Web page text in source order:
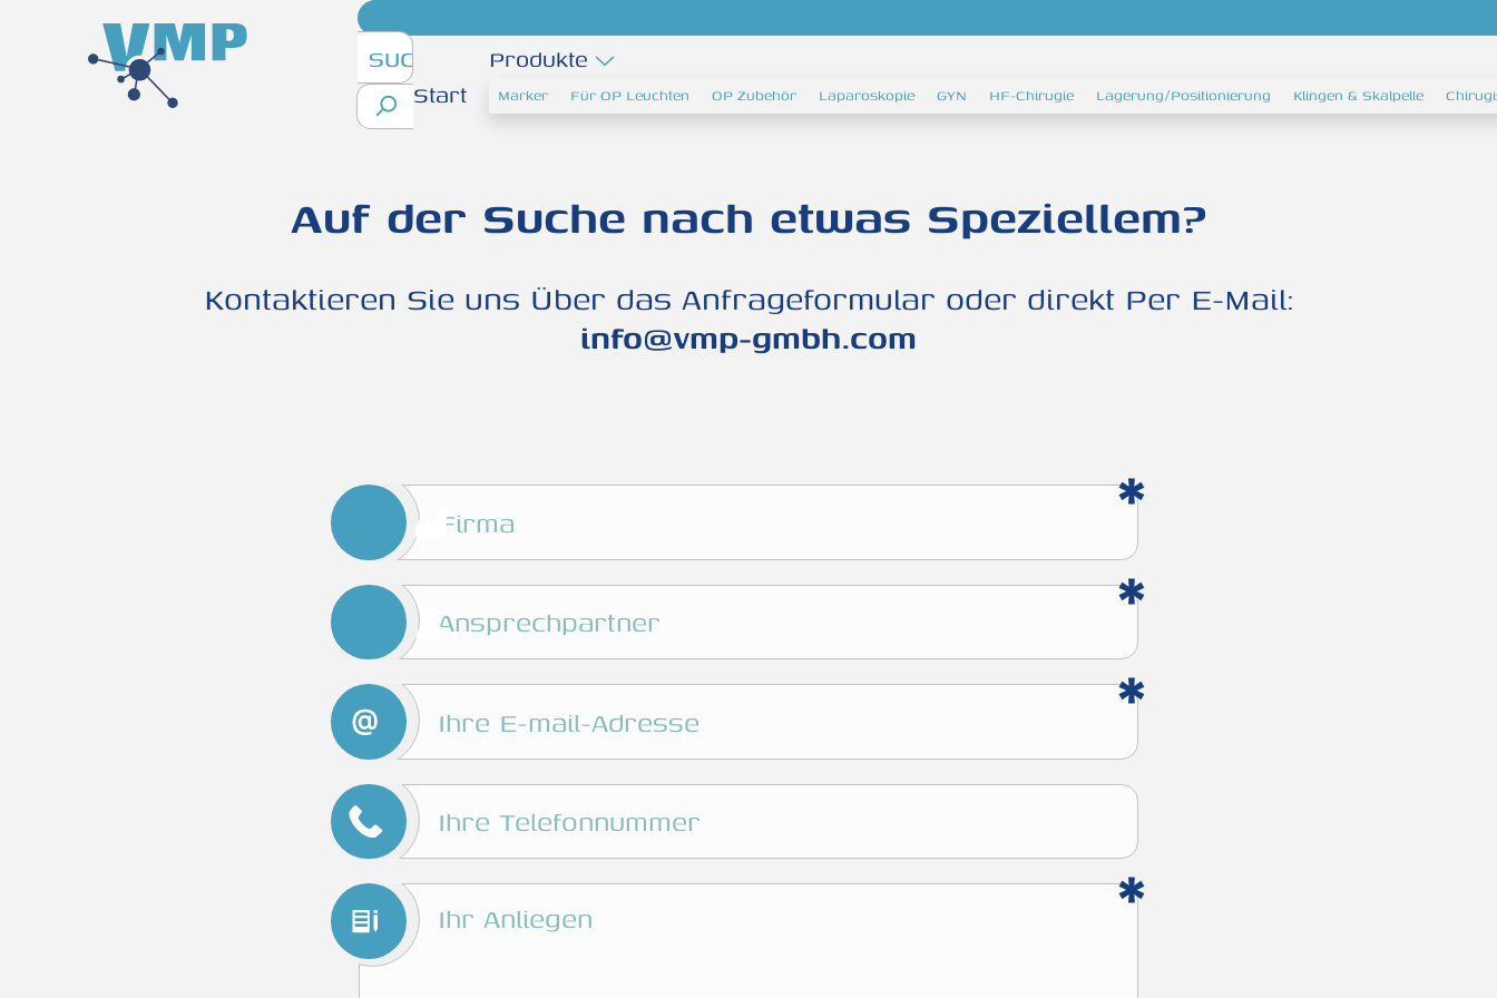
springen
Start
Produkte
Marker Für OP Leuchten OP Zubehör Laparoskopie GYN HF-Chirugie Lagerung/Positionierung Klingen & Skalpelle
Auf der Suche nach etwas Speziellem?
Kontaktieren Sie uns Über das Anfrageformular oder direkt Per E-Mail:
info@vmp-gmbh.com